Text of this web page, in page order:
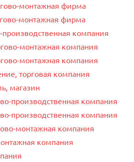
монтажная фирма
монтажная фирма
производственная компания
монтажная компания
монтажная компания
торговая компания
магазин
производственная компания
производственная компания
монтажная компания
компания